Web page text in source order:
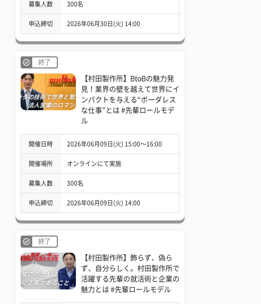
募集人数 300名
申込締切 2026年06月30日(火) 14:00
終了
【村田製作所】BtoBの魅力発
見！業界の壁を越えて世界にイ
ンパクトを与える“ボーダレス
な仕事”とは #先輩ロールモデ
ル
開催日時 2026年06月09日(火) 15:00〜16:00
開催場所 オンラインにて実施
募集人数 300名
申込締切 2026年06月09日(火) 14:00
終了
【村田製作所】飾らず、偽ら
ず、自分らしく。村田製作所で
活躍する先輩の就活術と企業の
魅力とは #先輩ロールモデル